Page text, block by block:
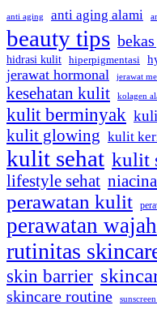
anti aging anti aging alami
beauty tips
hidrasi kulit hiperpigmentasi
jerawat hormonal jerawat
kesehatan kulit kolagen
kulit berminyak
kulit glowing kulit
kulit sehat kulit
lifestyle sehat
perawatan kulit
perawatan wajah
rutinitas
skin barrier
skincare routine